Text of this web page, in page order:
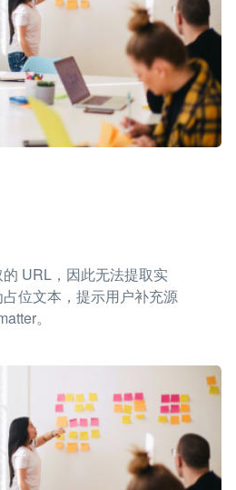
URL，因此无法提取实
位文本，提示用户补充源
。